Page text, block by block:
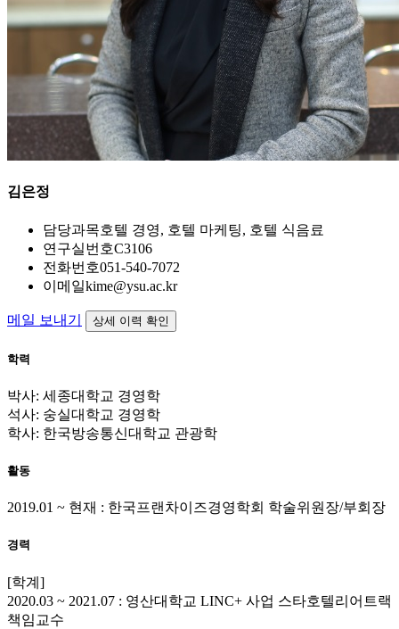
김은정
담당과목호텔 경영, 호텔 마케팅, 호텔 식음료
연구실번호C3106
전화번호051-540-7072
이메일kime@ysu.ac.kr
메일 보내기 상세 이력 확인
학력
박사: 세종대학교 경영학
석사: 숭실대학교 경영학
학사: 한국방송통신대학교 관광학
활동
2019.01 ~ 현재 : 한국프랜차이즈경영학회 학술위원장/부회장
경력
[학계]
2020.03 ~ 2021.07 : 영산대학교 LINC+ 사업 스타호텔리어트랙
책임교수